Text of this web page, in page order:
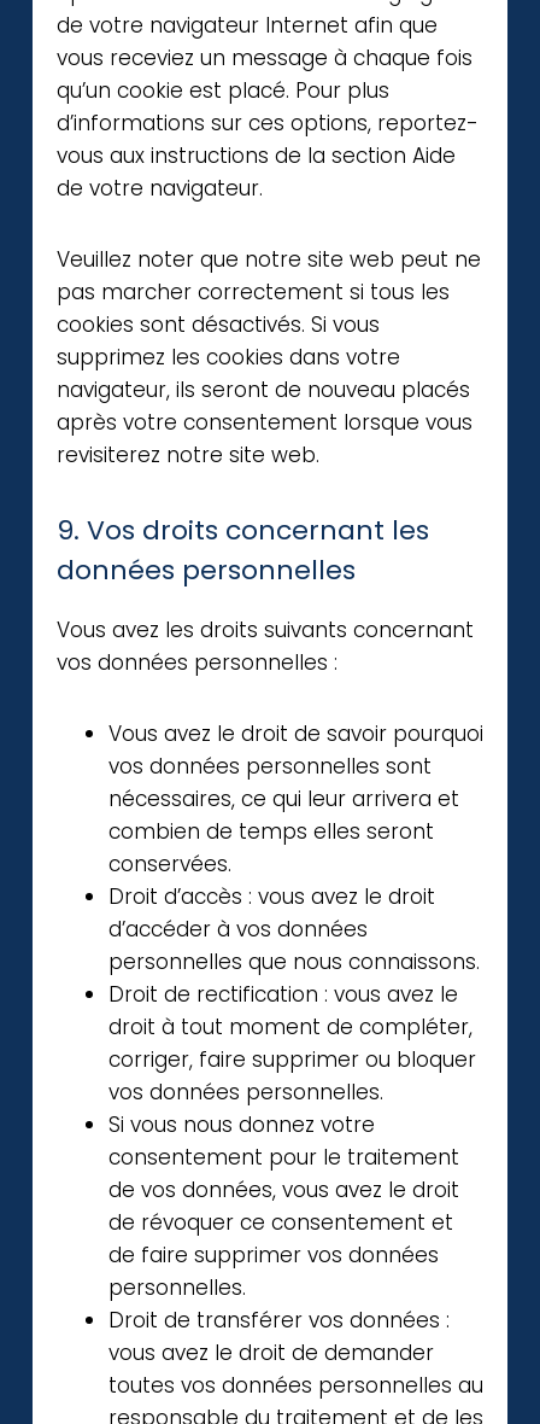
de votre navigateur Internet afin que
vous receviez un message à chaque fois
qu’un cookie est placé. Pour plus
d’informations sur ces options, reportez-
vous aux instructions de la section Aide
de votre navigateur.
Veuillez noter que notre site web peut ne
pas marcher correctement si tous les
cookies sont désactivés. Si vous
supprimez les cookies dans votre
navigateur, ils seront de nouveau placés
après votre consentement lorsque vous
revisiterez notre site web.
9. Vos droits concernant les
données personnelles
Vous avez les droits suivants concernant
vos données personnelles :
Vous avez le droit de savoir pourquoi
vos données personnelles sont
nécessaires, ce qui leur arrivera et
combien de temps elles seront
conservées.
Droit d’accès : vous avez le droit
d’accéder à vos données
personnelles que nous connaissons.
Droit de rectification : vous avez le
droit à tout moment de compléter,
corriger, faire supprimer ou bloquer
vos données personnelles.
Si vous nous donnez votre
consentement pour le traitement
de vos données, vous avez le droit
de révoquer ce consentement et
de faire supprimer vos données
personnelles.
Droit de transférer vos données :
vous avez le droit de demander
toutes vos données personnelles au
responsable du traitement et de les